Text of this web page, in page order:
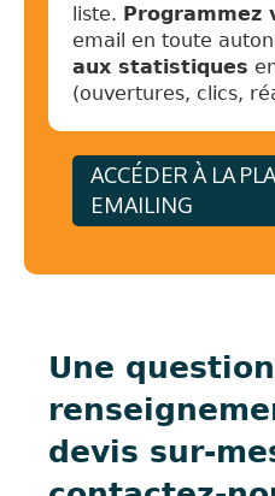
liste. Programmez
email en toute
aux statistiques
(ouvertures, clics,
ACCÉDER À LA
EMAILING
Une
devis sur-